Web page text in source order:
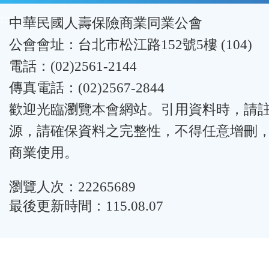
:::中華民國人壽保險商業同業公會
公會會址：台北市松江路152號5樓 (104)
電話：(02)2561-2144
傳真電話：(02)2567-2844
歡迎光臨瀏覽本會網站。引用資料時，請
源，請確保資料之完整性，不得任意增刪
商業使用。
瀏覽人次：22265689
最後更新時間：115.08.07